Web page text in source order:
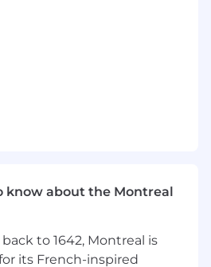
tout en respectant les
de mémoire et des
de repousser les
know about the Montreal
to 1642, Montreal is
its French-inspired